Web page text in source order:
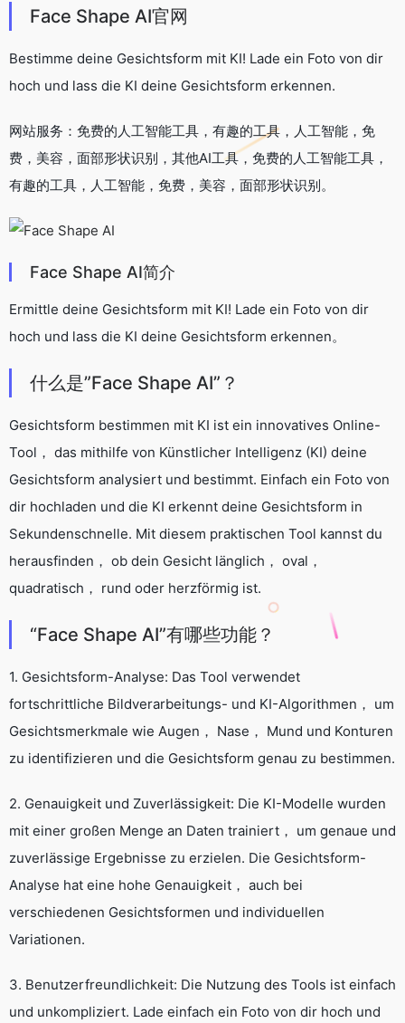
Face Shape AI官网
Bestimme deine Gesichtsform mit KI! Lade ein Foto von dir
hoch und lass die KI deine Gesichtsform erkennen.
网站服务：免费的人工智能工具，有趣的工具，人工智能，免
费，美容，面部形状识别，其他AI工具，免费的人工智能工具，
有趣的工具，人工智能，免费，美容，面部形状识别。
Face Shape AI简介
Ermittle deine Gesichtsform mit KI! Lade ein Foto von dir
hoch und lass die KI deine Gesichtsform erkennen。
什么是”Face Shape AI”？
Gesichtsform bestimmen mit KI ist ein innovatives Online-
Tool， das mithilfe von Künstlicher Intelligenz (KI) deine
Gesichtsform analysiert und bestimmt. Einfach ein Foto von
dir hochladen und die KI erkennt deine Gesichtsform in
Sekundenschnelle. Mit diesem praktischen Tool kannst du
herausfinden， ob dein Gesicht länglich， oval，
quadratisch， rund oder herzförmig ist.
“Face Shape AI”有哪些功能？
1. Gesichtsform-Analyse: Das Tool verwendet
fortschrittliche Bildverarbeitungs- und KI-Algorithmen， um
Gesichtsmerkmale wie Augen， Nase， Mund und Konturen
zu identifizieren und die Gesichtsform genau zu bestimmen.
2. Genauigkeit und Zuverlässigkeit: Die KI-Modelle wurden
mit einer großen Menge an Daten trainiert， um genaue und
zuverlässige Ergebnisse zu erzielen. Die Gesichtsform-
Analyse hat eine hohe Genauigkeit， auch bei
verschiedenen Gesichtsformen und individuellen
Variationen.
3. Benutzerfreundlichkeit: Die Nutzung des Tools ist einfach
und unkompliziert. Lade einfach ein Foto von dir hoch und